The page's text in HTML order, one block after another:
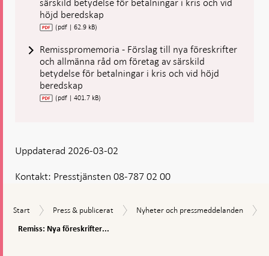
särskild betydelse för betalningar i kris och vid
höjd beredskap
(pdf | 62.9 kB)
Remisspromemoria - Förslag till nya föreskrifter
och allmänna råd om företag av särskild
betydelse för betalningar i kris och vid höjd
beredskap
(pdf | 401.7 kB)
Kontakt: Presstjänsten 08-787 02 00
Uppdaterad 2026-03-02
Start
Start
Press
publicerat
Press & publicerat
Nyheter
Nyheter och pressmeddelanden
Remiss:
Remiss: Nya föreskrifter...